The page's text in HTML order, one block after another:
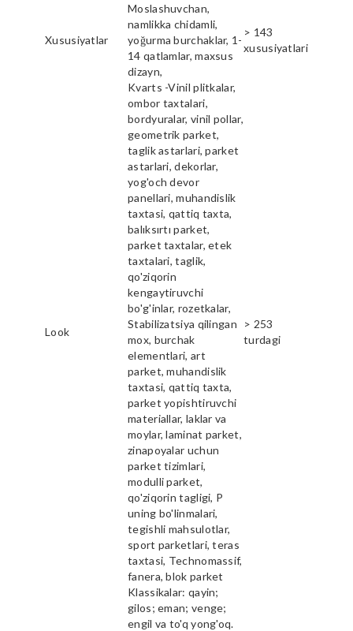
Xususiyatlar
Moslashuvchan,
namlikka chidamli,
yoğurma burchaklar, 1-
14 qatlamlar, maxsus
dizayn,
> 143
xususiyatlari
Look
Kvarts -Vinil plitkalar,
ombor taxtalari,
bordyuralar, vinil pollar,
geometrik parket,
taglik astarlari, parket
astarlari, dekorlar,
yog'och devor
panellari, muhandislik
taxtasi, qattiq taxta,
balıksırtı parket,
parket taxtalar, etek
taxtalari, taglik,
qo'ziqorin
kengaytiruvchi
bo'g'inlar, rozetkalar,
Stabilizatsiya qilingan
mox, burchak
elementlari, art
parket, muhandislik
taxtasi, qattiq taxta,
parket yopishtiruvchi
materiallar, laklar va
moylar, laminat parket,
zinapoyalar uchun
parket tizimlari,
modulli parket,
qo'ziqorin tagligi, P
uning bo'linmalari,
tegishli mahsulotlar,
sport parketlari, teras
taxtasi, Technomassif,
fanera, blok parket
> 253
turdagi
Klassikalar: qayin;
gilos; eman; venge;
engil va to'q yong'oq.